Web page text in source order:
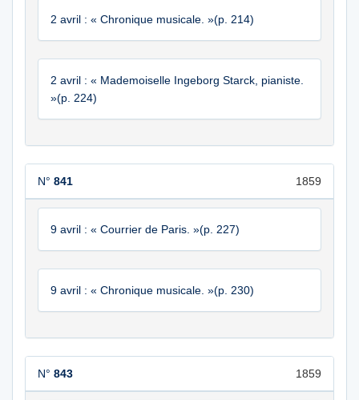
2 avril : « Chronique musicale. »(p. 214)
2 avril : « Mademoiselle Ingeborg Starck, pianiste.
»(p. 224)
1859
N° 841
9 avril : « Courrier de Paris. »(p. 227)
9 avril : « Chronique musicale. »(p. 230)
1859
N° 843